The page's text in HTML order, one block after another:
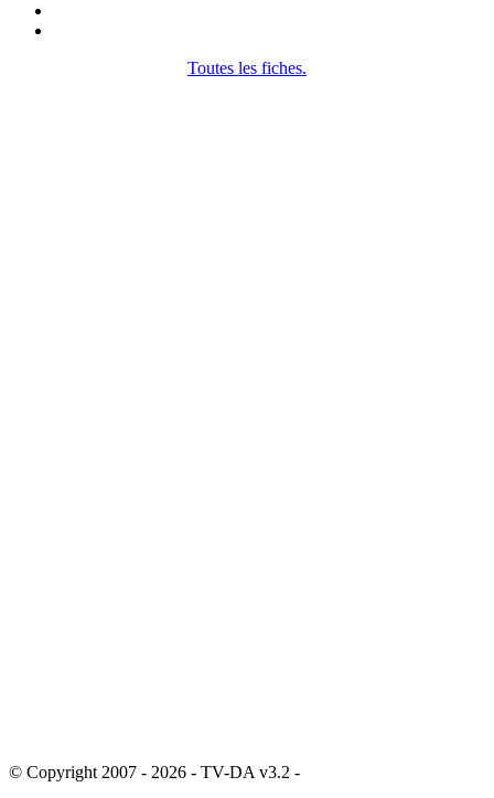
Toutes les fiches.
© Copyright 2007 - 2026 - TV-DA v3.2 -